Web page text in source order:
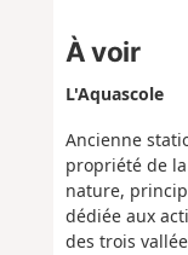
À voir
L'Aquascole
Ancienne
propriété de
nature,
dédiée aux
des trois